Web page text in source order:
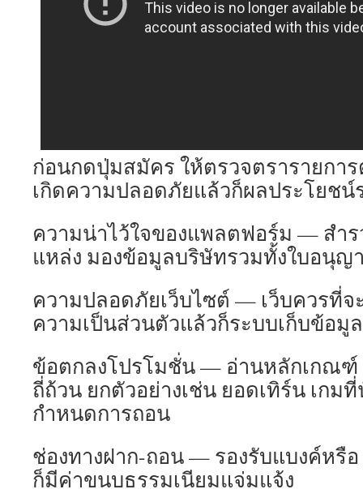
ก่อนกดปุ่มสมัคร ให้ตรวจตรารายกา
เกิดความปลอดภัยแล้วก็ผลประโยชน์
ความน่าไว้ใจของแพลตฟอร์ม — สำร
แหล่ง มองข้อมูลบริษัทรวมทั้งใบอนุญ
ความปลอดภัยเว็บไซต์ — เว็บควรที่จ
ความเป็นส่วนตัวแล้วก็ระบบเก็บข้อมู
ข้อตกลงโปรโมชั่น — อ่านหลักเกณฑ์
ถี่ถ้วน ยกตัวอย่างเช่น ยอดเทิร์น เกม
กำหนดการถอน
ช่องทางฝาก-ถอน — รองรับแบงค์หรื
ก็มีค่าขนบธรรมเนียมแจ่มแจ้ง